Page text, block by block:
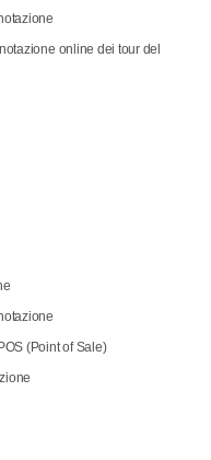
online dei tour del
(Point of Sale)